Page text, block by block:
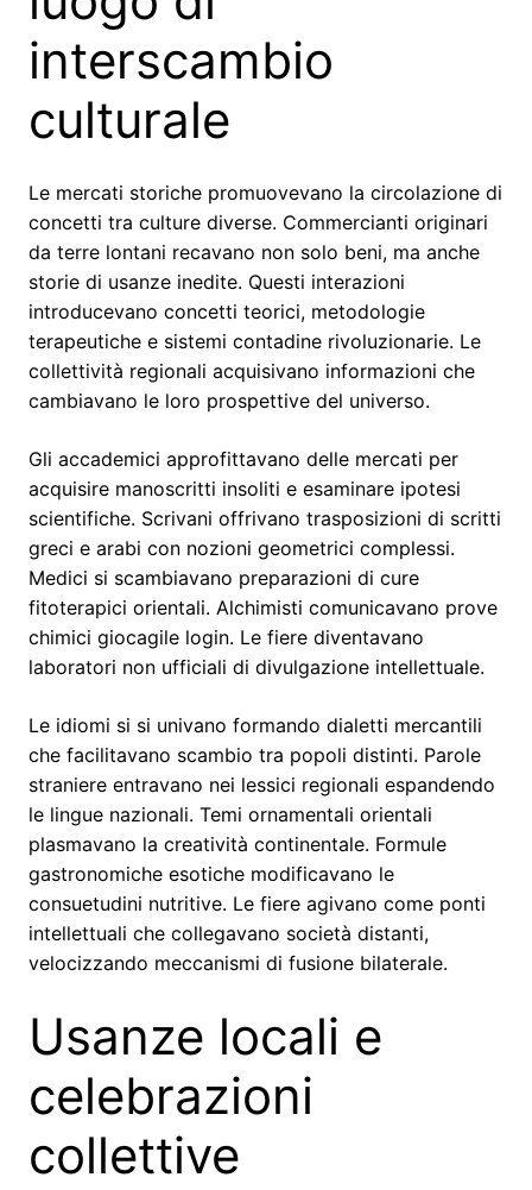
interscambio
culturale
Le mercati storiche promuovevano la circolazione di
concetti tra culture diverse. Commercianti originari
da terre lontani recavano non solo beni, ma anche
storie di usanze inedite. Questi interazioni
introducevano concetti teorici, metodologie
terapeutiche e sistemi contadine rivoluzionarie. Le
collettività regionali acquisivano informazioni che
cambiavano le loro prospettive del universo.
Gli accademici approfittavano delle mercati per
acquisire manoscritti insoliti e esaminare ipotesi
scientifiche. Scrivani offrivano trasposizioni di scritti
greci e arabi con nozioni geometrici complessi.
Medici si scambiavano preparazioni di cure
fitoterapici orientali. Alchimisti comunicavano prove
chimici giocagile login. Le fiere diventavano
laboratori non ufficiali di divulgazione intellettuale.
Le idiomi si si univano formando dialetti mercantili
che facilitavano scambio tra popoli distinti. Parole
straniere entravano nei lessici regionali espandendo
le lingue nazionali. Temi ornamentali orientali
plasmavano la creatività continentale. Formule
gastronomiche esotiche modificavano le
consuetudini nutritive. Le fiere agivano come ponti
intellettuali che collegavano società distanti,
velocizzando meccanismi di fusione bilaterale.
Usanze locali e
celebrazioni
collettive